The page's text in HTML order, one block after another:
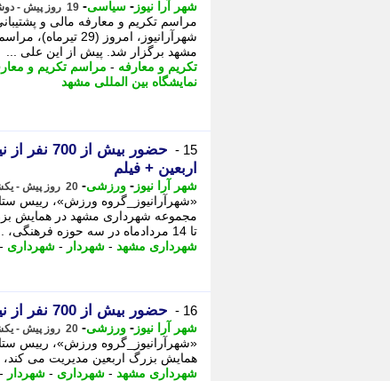
شهر آرا نیوز - سیاسی- 19 روز پیش - دوشنبه 29 تیر 1405، 07:57
مراسم تکریم و معارفه مالی و
شهرآرانیوز،
مشهد برگزار شد. پیش از این علی ...
تکریم و معارفه - مراسم تکریم و
نمایشگاه بین المللی مشهد
15 -
حضور بیش
اربعین + فیلم
شهر آرا نیوز - ورزشی- 20 روز پیش - یکشنبه 28 تیر 1405، 12:17
«شهرآرانیوز_گروه ورزش»، رییس
تا 14 مردادماه در سه حوزه فرهنگی، ...
شهرداری مشهد - شهردار - شهرداری -
16 - حضور بیش از 700 نفر از نیرو های شهرداری مشهد در همایش بزرگ اربعین
شهر آرا نیوز - ورزشی- 20 روز پیش - یکشنبه 28 تیر 1405، 09:52
«شهرآرانیوز_گروه ورزش»، رییس
همایش بزرگ اربعین مدیریت می کند، بیش از 700 نفر است که تا 14 مردادماه در سه
شهرداری مشهد - شهرداری - شهردار -